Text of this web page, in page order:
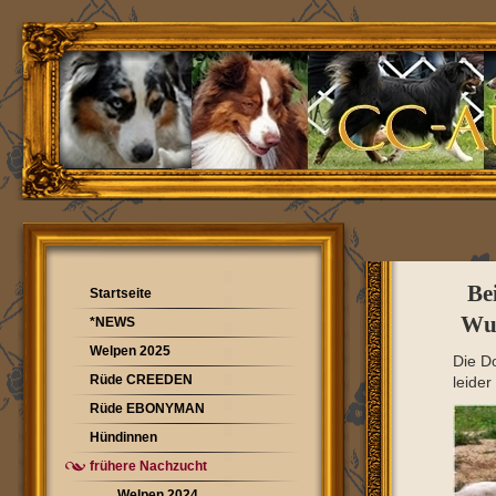
Die
Startseite
*NEWS
Welpen 2025
Rüde CREEDEN
Rüde EBONYMAN
Hündinnen
frühere Nachzucht